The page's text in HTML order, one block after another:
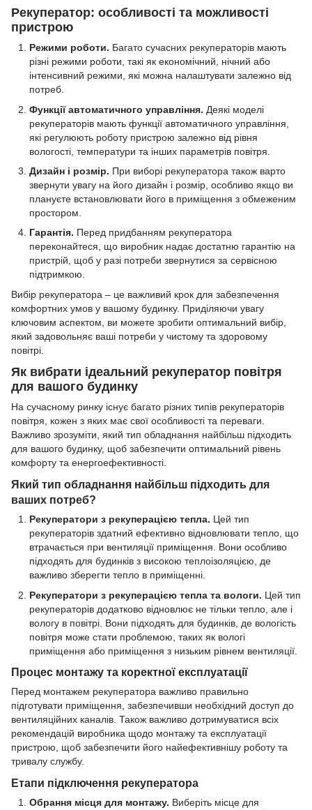
Рекуператор: особливості та можливості
пристрою
Режими роботи. Багато сучасних рекуператорів мають
різні режими роботи, такі як економічний, нічний або
інтенсивний режими, які можна налаштувати залежно від
потреб.
Функції автоматичного управління. Деякі моделі
рекуператорів мають функції автоматичного управління,
які регулюють роботу пристрою залежно від рівня
вологості, температури та інших параметрів повітря.
Дизайн і розмір. При виборі рекуператора також варто
звернути увагу на його дизайн і розмір, особливо якщо ви
плануєте встановлювати його в приміщення з обмеженим
простором.
Гарантія. Перед придбанням рекуператора
переконайтеся, що виробник надає достатню гарантію на
пристрій, щоб у разі потреби звернутися за сервісною
підтримкою.
Вибір рекуператора – це важливий крок для забезпечення
комфортних умов у вашому будинку. Приділяючи увагу
ключовим аспектом, ви можете зробити оптимальний вибір,
який задовольняє ваші потреби у чистому та здоровому
повітрі.
Як вибрати ідеальний рекуператор повітря
для вашого будинку
На сучасному ринку існує багато різних типів рекуператорів
повітря, кожен з яких має свої особливості та переваги.
Важливо зрозуміти, який тип обладнання найбільш підходить
для вашого будинку, щоб забезпечити оптимальний рівень
комфорту та енергоефективності.
Який тип обладнання найбільш підходить для
ваших потреб?
Рекуператори з рекуперацією тепла. Цей тип
рекуператорів здатний ефективно відновлювати тепло, що
втрачається при вентиляції приміщення. Вони особливо
підходять для будинків з високою теплоізоляцією, де
важливо зберегти тепло в приміщенні.
Рекуператори з рекуперацією тепла та вологи. Цей тип
рекуператорів додатково відновлює не тільки тепло, але і
вологу в повітрі. Вони підходять для будинків, де вологість
повітря може стати проблемою, таких як вологі
приміщення або приміщення з низьким рівнем вентиляції.
Процес монтажу та коректної експлуатації
Перед монтажем рекуператора важливо правильно
підготувати приміщення, забезпечивши необхідний доступ до
вентиляційних каналів. Також важливо дотримуватися всіх
рекомендацій виробника щодо монтажу та експлуатації
пристрою, щоб забезпечити його найефективнішу роботу та
тривалу службу.
Етапи підключення рекуператора
Обрання місця для монтажу. Виберіть місце для